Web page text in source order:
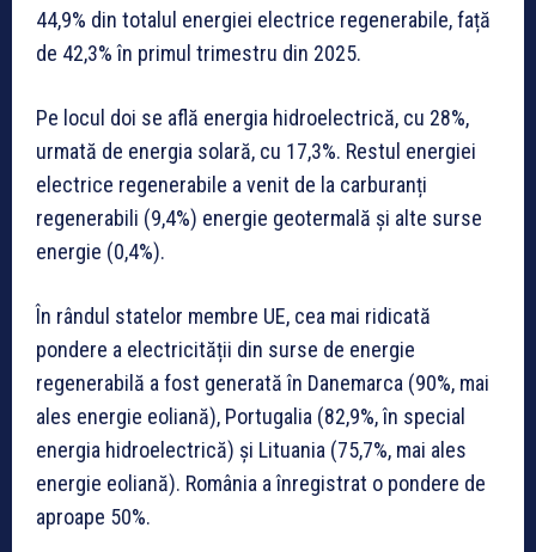
44,9% din totalul energiei electrice regenerabile, față
de 42,3% în primul trimestru din 2025.
Pe locul doi se află energia hidroelectrică, cu 28%,
urmată de energia solară, cu 17,3%. Restul energiei
electrice regenerabile a venit de la carburanți
regenerabili (9,4%) energie geotermală și alte surse
energie (0,4%).
În rândul statelor membre UE, cea mai ridicată
pondere a electricității din surse de energie
regenerabilă a fost generată în Danemarca (90%, mai
ales energie eoliană), Portugalia (82,9%, în special
energia hidroelectrică) și Lituania (75,7%, mai ales
energie eoliană). România a înregistrat o pondere de
aproape 50%.